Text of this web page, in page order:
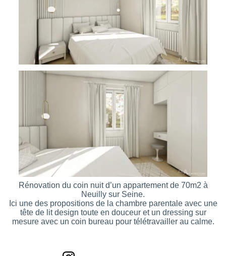
Rénovation du coin nuit d’un appartement de 70m2 à
Neuilly sur Seine.
Ici une des propositions de la chambre parentale avec une
tête de lit design toute en douceur et un dressing sur
mesure avec un coin bureau pour télétravailler au calme.